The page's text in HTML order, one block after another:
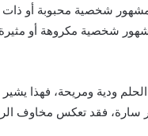
شخصية محبوبة أو
شخصية مكروهة أو
ودية ومريحة، فهذا يشير
سارة، فقد تعكس مخاوف
في المنام للمتزوجة